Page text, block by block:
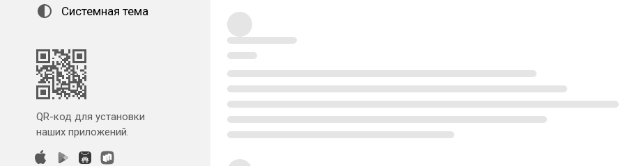
Системная тема
QR-код для установки
наших приложений.